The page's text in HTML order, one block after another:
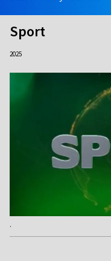
Sport
2025
.